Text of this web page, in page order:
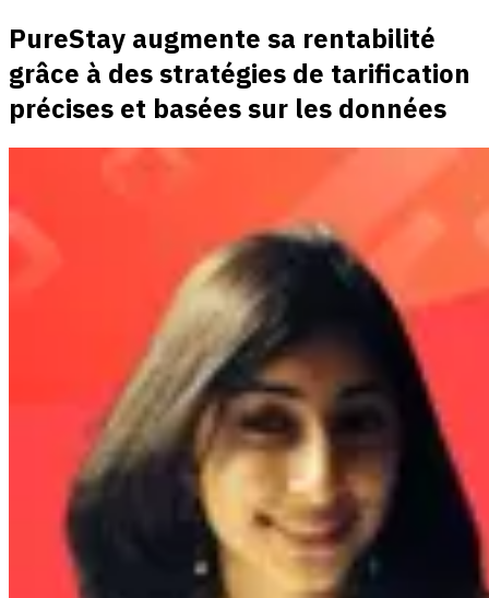
PureStay augmente sa rentabilité
grâce à des stratégies de tarification
précises et basées sur les données